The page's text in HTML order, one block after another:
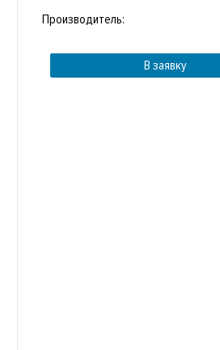
Производитель:
В заявку